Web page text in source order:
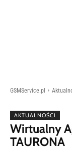
GSMService.pl
AKTUALNOŚCI
Wirtualny
TAURONA